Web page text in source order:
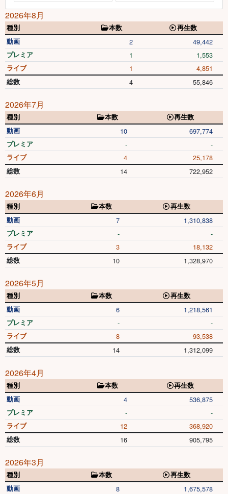
2026年8月
種別 本数
再生数
動画
2 49,442
プレミア 1 1,553
ライブ 1 4,851
総数 4 55,846
2026年7月
種別 本数
再生数
動画
10 697,774
プレミア - -
ライブ 4 25,178
総数 14 722,952
2026年6月
種別 本数
再生数
動画
7 1,310,838
プレミア - -
ライブ 3 18,132
総数 10 1,328,970
2026年5月
種別 本数
再生数
動画
6 1,218,561
プレミア - -
ライブ 8 93,538
総数 14 1,312,099
2026年4月
種別 本数
再生数
動画
4 536,875
プレミア - -
ライブ 12 368,920
総数 16 905,795
2026年3月
種別 本数
再生数
動画
8 1,675,578